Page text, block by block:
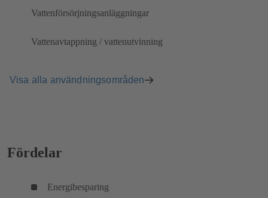
Vattenförsörjningsanläggningar
Vattenavtappning / vattenutvinning
Visa alla användningsområden
Fördelar
Energibesparing